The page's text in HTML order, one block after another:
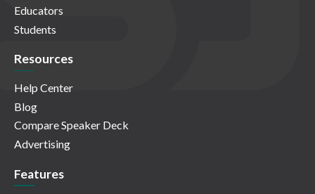
Educators
Students
Resources
Help Center
Blog
Compare Speaker Deck
Advertising
Features